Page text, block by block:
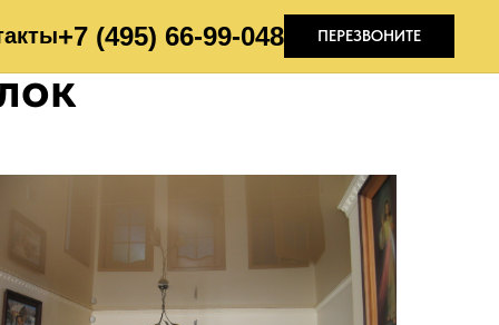
+7 (495) 66-99-048 ПЕРЕЗВОНИТЕ